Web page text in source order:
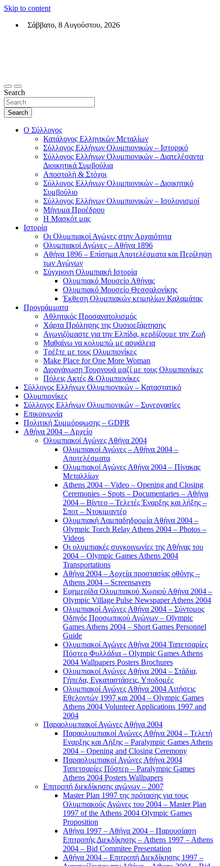
Skip to content
Σάββατο, 8 Αυγούστου, 2026
Search
Search
Ο Σύλλογος
Κατάλογος Ελληνικών Μεταλίων
Σύλλογος Ελλήνων Ολυμπιονικών – Ιστορικό
Σύλλογος Ελλήνων Ολυμπιονικών – Διατελέσαντα
Διοικητικά Συμβούλια
Αποστολή & Στόχοι
Σύλλογος Ελλήνων Ολυμπιονικών – Διοικητικό
Συμβούλιο
Σύλλογος Ελλήνων Ολυμπιονικών – Ισολογισμοί
Μήνυμα Προέδρου
Η Μασκότ μας
Ιστορία
Οι Ολυμπιακοί Αγώνες στην Αρχαιότητα
Ολυμπιακοί Αγώνες – Αθήνα 1896
Αθήνα 1896 – Επίσημα Αποτελέσματα και Περίληψη
των Αγώνων
Σύγχρονη Ολυμπιακή Ιστορία
Ολυμπιακό Μουσείο Αθήνας
Ολυμπιακό Μουσείο Θεσσαλονίκης
Έκθεση Ολυμπιακών κειμηλίων Καλαμάτας
Προγράμματα
Αθλητικός Προσανατολισμός
Χάρτα Πρόληψης της Ουσιοεξάρτησης
Αγωνιζόμαστε για την Ελπίδα, κερδίζουμε την Ζωή
Μαθαίνω να κολυμπώ με ασφάλεια
Τρέξτε με τους Ολυμπιονίκες
Make Place for One More Woman
Διοργάνωση Τουρνουά μαζί με τους Ολυμπιονίκες
Πόλεις Ακτές & Ολυμπιονίκες
Σύλλογος Ελλήνων Ολυμπιονικών – Καταστατικό
Ολυμπιονίκες
Σύλλογος Ελλήνων Ολυμπιονικών – Συνεργασίες
Επικοινωνία
Πολιτική Συμμόρφωσης – GDPR
Αθήνα 2004 – Αρχείο
Ολυμπιακοί Αγώνες Αθήνα 2004
Ολυμπιακοί Αγώνες – Αθήνα 2004 –
Αποτελέσματα
Ολυμπιακοί Αγώνες Αθήνα 2004 – Πίνακας
Μεταλλίων
Athens 2004 – Video – Opening and Closing
Ceremonies – Spots – Documentaries – Αθήνα
2004 – Βίντεο – Τελετές Έναρξης και λήξης –
Σποτ – Ντοκιμαντέρ
Ολυμπιακή Λαμπαδηδρομία Αθήνα 2004 –
Olympic Torch Relay Athens 2004 – Photos –
Videos
Οι ολυμπιακές συγκοινωνίες της Αθήνας του
2004 – Olympic Games Athens 2004
Transportations
Αθήνα 2004 – Αρχεία προστασίας οθόνης –
Athens 2004 – Screensavers
Εφημερίδα Ολυμπιακού Χωριού Αθήνα 2004 –
Olympic Village Pulse Newspaper Athens 2004
Ολυμπιακοί Αγώνες Αθήνα 2004 – Σύντομος
Οδηγός Προσωπικού Αγώνων – Olympic
Games Athens 2004 – Short Games Personnel
Guide
Ολυμπιακοί Αγώνες Αθήνα 2004 Ταπετσαρίες
Πόστερ Φυλλάδια – Olympic Games Athens
2004 Wallpapers Posters Brochures
Ολυμπιακοί Αγώνες Αθήνα 2004 – Στάδια,
Γήπεδα, Εγκαταστάσεις, Υποδομές
Ολυμπιακοί Αγώνες Αθήνα 2004 Αιτήσεις
Εθελοντών 1997 και 2004 – Olympic Games
Athens 2004 Volunteer Applications 1997 and
2004
Παραολυμπιακοί Αγώνες Αθήνα 2004
Παραολυμπιακοί Αγώνες Αθήνα 2004 – Τελετή
Εναρξης και Λήξης – Paralympic Games Athens
2004 – Opening and Closing Ceremony
Παραολυμπιακοί Αγώνες Αθήνα 2004
Ταπετσαρίες Πόστερ – Paralympic Games
Athens 2004 Posters Wallpapers
Επιτροπή διεκδίκησης αγώνων – 2007
Master Plan 1997 της πρότασης για τους
Ολυμπιακούς Αγώνες του 2004 – Master Plan
1997 of the Athens 2004 Olympic Games
Proposition
Αθήνα 1997 – Αθήνα 2004 – Παρουσίαση
Επιτροπής Διεκδίκησης – Athens 1997 – Athens
2004 – Bid Commitee Presentation
Αθήνα 2004 – Επιτροπή Διεκδίκησης 1997 –